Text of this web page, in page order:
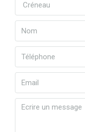
Créneau